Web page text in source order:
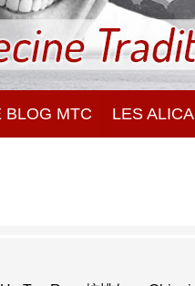
BLOG MTC LES